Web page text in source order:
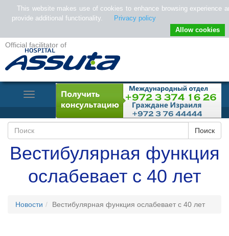
Official facilitator of
Toggle
Navigation
Вестибулярная функция
ослабевает с 40 лет
Новости Вестибулярная функция ослабевает с 40 лет
This website makes use of cookies to enhance browsing experience
provide additional functionality.
Privacy policy
Allow cookies